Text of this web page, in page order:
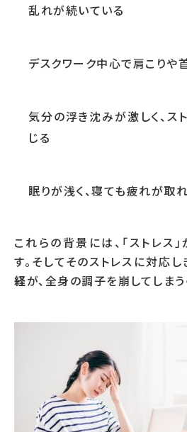
乱れが続いている
デスクワーク中心で肩こりや
気分の浮き沈みが激しく、ス
じる
眠りが浅く、寝ても疲れが取
これらの背景には、「ストレス
す。そしてそのストレスに対応
経が、全身の調子を崩してしまう